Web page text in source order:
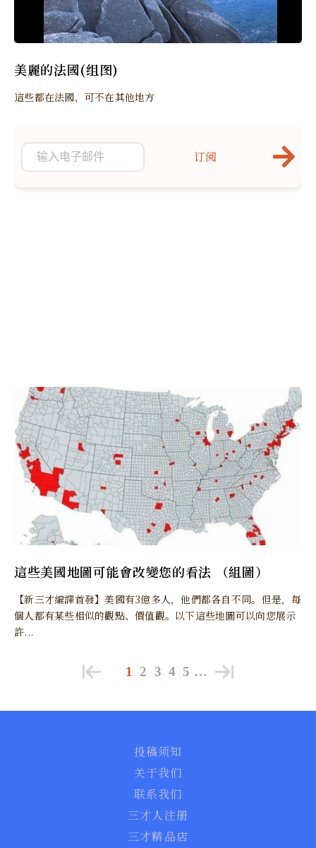
美麗的法國(组图)
這些都在法國，可不在其他地方
這些美國地圖可能會改變您的看法 （組圖）
【新三才編譯首發】美國有3億多人，他們都各自不同。但是，每
個人都有某些相似的觀點、價值觀。以下這些地圖可以向您展示
許...
订阅
1 2 3 4 5 …
投稿须知
关于我们
联系我们
三才人注册
三才精品店